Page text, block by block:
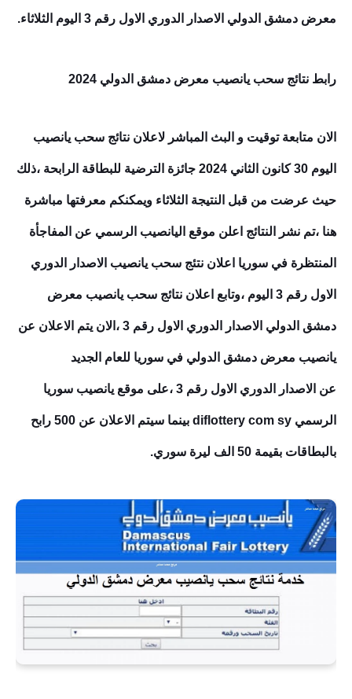
معرض دمشق الدولي الاصدار الدوري الاول رقم 3 اليوم الثلاثاء.
رابط نتائج سحب يانصيب معرض دمشق الدولي 2024
الان متابعة توقيت و البث المباشر لاعلان نتائج سحب يانصيب
اليوم 30 كانون الثاني 2024 جائزة الترضية للبطاقة الرابحة ،ذلك
حيث عرضت من قبل النتيجة الثلاثاء ويمكنكم معرفتها مباشرة
هنا ،تم نشر النتائج اعلن موقع اليانصيب الرسمي عن المفاجأة
المنتظرة في سوريا اعلان نتئج سحب يانصيب الاصدار الدوري
الاول رقم 3 اليوم ،وتابع اعلان نتائج سحب يانصيب معرض
دمشق الدولي الاصدار الدوري الاول رقم 3 ،الان يتم الاعلان عن
يانصيب معرض دمشق الدولي في سوريا للعام الجديد
عن الاصدار الدوري الاول رقم 3 ،على موقع يانصيب سوريا
الرسمي diflottery com sy بينما سيتم الاعلان عن 500 رابح
بالبطاقات بقيمة 50 الف ليرة سوري.